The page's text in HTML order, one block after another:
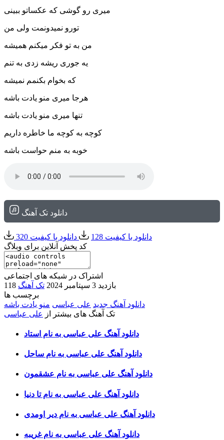
میری رو گوشی که عکساتو ببینی
تورو نمیدونمت ولی من
من به تو فکر میکنم همیشه
یه جوری ریشه زدی به تنم
که بخوام بکنمم نمیشه
هرجا میری منو یادت باشه
تنها میری منو یادت باشه
کوچه به کوچه ما خاطره داریم
خوبه به منم حواست باشه
دانلود تک آهنگ
دانلود با کیفیت 128
دانلود با کیفیت 320
کد پخش آنلاین برای وبلاگ
اشتراک در شبکه های اجتماعی
118 بازدید 3 سپتامبر 2024
تک آهنگ
برچسب ها
دانلود آهنگ جدید علی عباسی منو یادت باشه
تک آهنگ های بیشتر از علی عباسی
دانلود آهنگ علی عباسی به نام استاد
دانلود آهنگ علی عباسی به نام ساحل
دانلود آهنگ علی عباسی به نام عشقمون
دانلود آهنگ علی عباسی به نام تا دنیا
دانلود آهنگ علی عباسی به نام دیر اومدی
دانلود آهنگ علی عباسی به نام غریبه